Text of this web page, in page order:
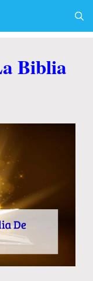
Biblia